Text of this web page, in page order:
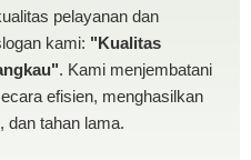
pelayanan dan
kami: "Kualitas
. Kami menjembatani
efisien, menghasilkan
dan tahan lama.